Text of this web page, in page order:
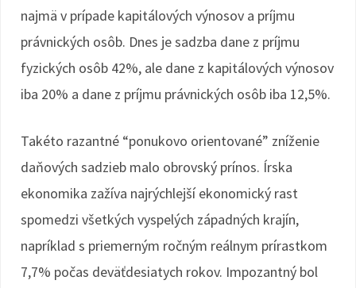
najmä v prípade kapitálových výnosov a príjmu
právnických osôb. Dnes je sadzba dane z príjmu
fyzických osôb 42%, ale dane z kapitálových výnosov
iba 20% a dane z príjmu právnických osôb iba 12,5%.
Takéto razantné “ponukovo orientované” zníženie
daňových sadzieb malo obrovský prínos. Írska
ekonomika zažíva najrýchlejší ekonomický rast
spomedzi všetkých vyspelých západných krajín,
napríklad s priemerným ročným reálnym prírastkom
7,7% počas deväťdesiatych rokov. Impozantný bol